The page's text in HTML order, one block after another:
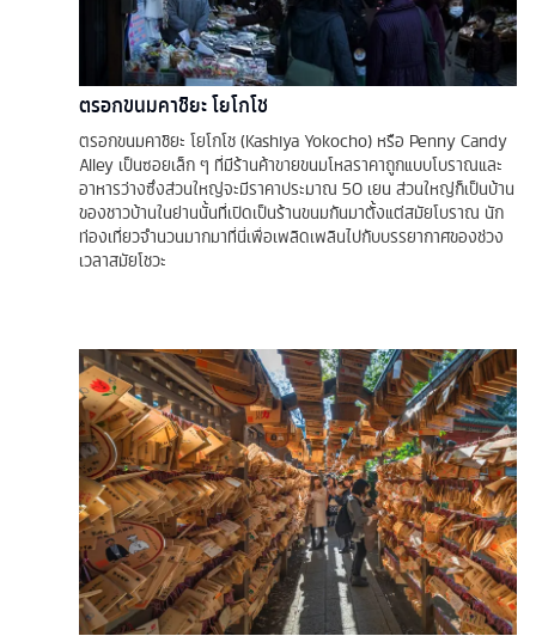
ตรอกขนมคาชิยะ โยโกโช
ตรอกขนมคาชิยะ โยโกโช (Kashiya Yokocho) หรือ Penny Candy
Alley เป็นซอยเล็ก ๆ ที่มีร้านค้าขายขนมโหลราคาถูกแบบโบราณและ
อาหารว่างซึ่งส่วนใหญ่จะมีราคาประมาณ 50 เยน ส่วนใหญ่ก็เป็นบ้าน
ของชาวบ้านในย่านนั้นที่เปิดเป็นร้านขนมกันมาตั้งแต่สมัยโบราณ นัก
ท่องเที่ยวจำนวนมากมาที่นี่เพื่อเพลิดเพลินไปกับบรรยากาศของช่วง
เวลาสมัยโชวะ